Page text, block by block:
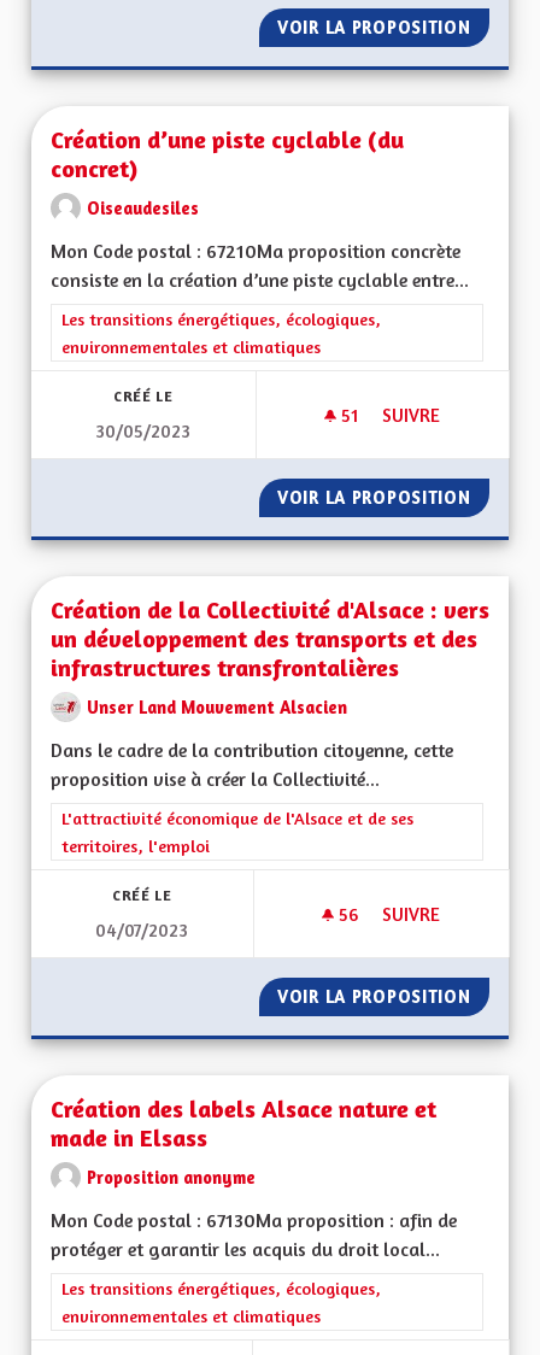
VOIR LA PROPOSITION
Création d’une piste cyclable (du
concret)
Oiseaudesiles
Mon Code postal : 67210Ma proposition concrète
consiste en la création d’une piste cyclable entre...
Filtrer les résultats de la catégorie : Les transitions
Les transitions énergétiques, écologiques,
environnementales et climatiques
CRÉÉ LE
30/05/2023
51 51 ABONNÉS
SUIVRE
VOIR LA PROPOSITION
Création de la Collectivité d'Alsace : vers
un développement des transports et des
infrastructures transfrontalières
Unser Land Mouvement Alsacien
Dans le cadre de la contribution citoyenne, cette
proposition vise à créer la Collectivité...
Filtrer les résultats de la catégorie : L'attractivité
L'attractivité économique de l'Alsace et de ses
territoires, l'emploi
CRÉÉ LE
04/07/2023
56 56 ABONNÉS
SUIVRE
VOIR LA PROPOSITION
Création des labels Alsace nature et
made in Elsass
Proposition anonyme
Mon Code postal : 67130Ma proposition : afin de
protéger et garantir les acquis du droit local...
Filtrer les résultats de la catégorie : Les transitions
Les transitions énergétiques, écologiques,
environnementales et climatiques